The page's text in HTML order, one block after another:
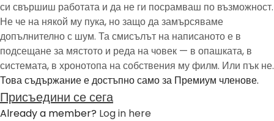
си свършиш работата и да не ги посрамваш по възможност.
Не че на някой му пука, но защо да замърсяваме
допълнително с шум. Та смисълът на написаното е в
подсещане за мястото и реда на човек — в опашката, в
системата, в хронотопа на собствения му филм. Или пък не.
Това съдържание е достъпно само за Премиум членове.
Присъедини се сега
Already a member? Log in here